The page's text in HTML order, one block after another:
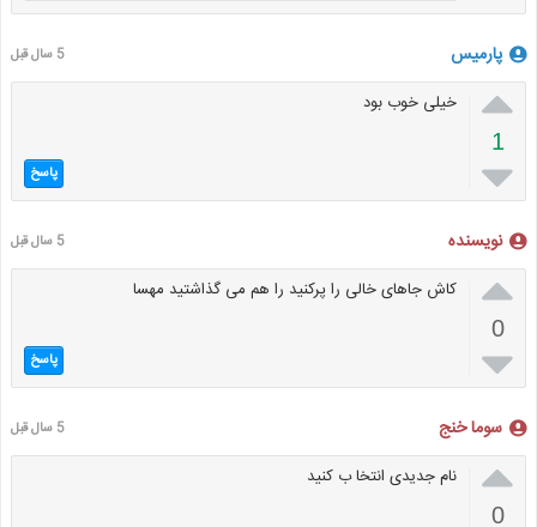
پارمیس‌ 5 سال قبل

1

خیلی خوب بود
پاسخ
نویسنده 5 سال قبل

0

کاش جاهای خالی را پرکنید را هم می گذاشتید مهسا
پاسخ
سوما خنج 5 سال قبل

0
نام جدیدی انتخا ب کنید